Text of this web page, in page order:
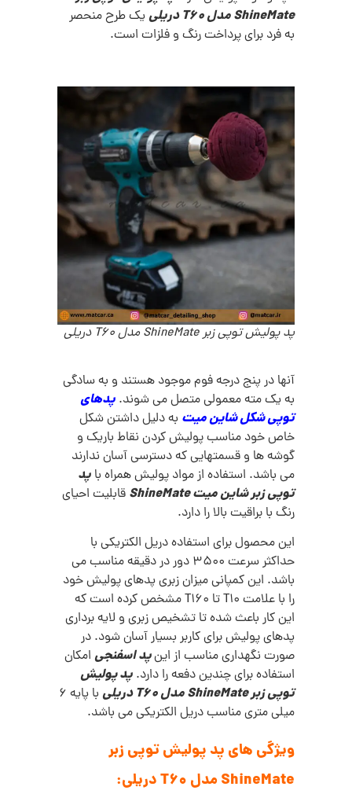
ShineMate مدل T60 دریلی
یک طرح منحصر
به فرد برای پرداخت رنگ و فلزات است.
پد پولیش توپی زبر ShineMate مدل T60 دریلی
آنها در پنج درجه فوم موجود هستند و به سادگی
به یک مته معمولی متصل می شوند. پدهای
توپی شکل شاین میت به دلیل داشتن شکل
خاص خود مناسب پولیش کردن نقاط باریک و
گوشه ها و قسمتهایی که دسترسی آسان ندارند
می باشد. استفاده از مواد پولیش همراه با پد
توپی زبر شاین میت ShineMate
قابلیت احیای
رنگ با براقیت بالا را دارد.
این محصول برای استفاده دریل الکتریکی با
حداکثر سرعت 3500 دور در دقیقه مناسب می
باشد. این کمپانی میزان زبری پدهای پولیش خود
را با علامت T10 تا T160 مشخص کرده است که
این کار باعث شده تا تشخیص زبری و لایه برداری
پدهای پولیش برای کاربر بسیار آسان شود. در
صورت نگهداری مناسب از اینپد اسفنجیامکان
استفاده برای چندین دفعه را دارد. پد پولیش
توپی زبر ShineMate مدل T60 دریلی
با پایه 6
میلی متری مناسب دریل الکتریکی می باشد.
ویژگی های پد پولیش توپی زبر
ShineMate مدل T60 دریلی: